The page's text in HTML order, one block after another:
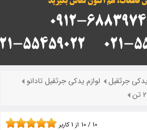
یدکی جرثقیل
لوازم یدکی جرثقیل تادانو
10 / 10 از 1کاربر